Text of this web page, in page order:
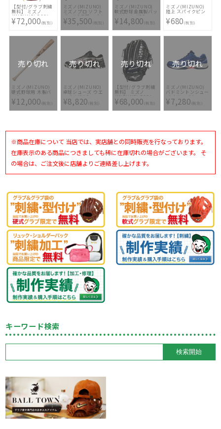
【型付/グラブ刺繍
無料】 ミズノ
(MIZUNO) BSSシ
ョップ限定 ミズノ
プロ 硬式グラブ内
HAGAJAPAN スポ
1AJGH73050-
6880N 坂本モデル
[ 型付け無料 硬式グ
ラブ刺繍2ヶ所無料
(単色のみ)※縁取
り・影付きの場合、
1ヶ所+3300円(税
込)]
¥72,000(税別)
ミズノ(MIZUNO)
ミズノプロ ソフト
ボール3号革・ゴム
ボール用 FRP製バ
ット CRBN2
1CJFS10986 6209
¥35,500(税別)
ミズノ(MIZUNO)
軟式野球金属製バッ
ト Ｖコング02
¥14,800(税別)
ミズノ(MIZUNO)
陸上 スパイクピン
¥680(税別)
売り切れ
ミズノ(MIZUNO)
硬式野球用 木製バ
ット
1CJWH20484-TS8
¥12,000(税別)
売り切れ
ミズノ(MIZUNO)
卓球シューズ ウエ
ーブメダル6
81GA191519
¥8,820(税別)
売り切れ
【型付/グラブ刺繍
無料】 ミズノ
(MIZUNO) BSSシ
ョップ限定 ミズノ
プロ 硬式グラブ外
野手用
イチローモデル [ 型
ブ刺繍2ヶ所無料(単
色のみ)※縁取り・
影付きの場合、1ヶ
所+3300円(税込)]
¥68,000(税別)
売り切れ
ミズノ(MIZUNO)
バドミントンシュー
ズ ウエーブクロー
SPECIAL
EDITION(バドミン
トン) [ ユニセック
¥7,280(税別)
※商品在庫について 当店では、実店舗との同時販売を行なっております。
在庫表示のある商品につきましても稀に在庫切れの場合がございます。 そ
の場合は、ご注文後に店舗よりご連絡差し上げます。
キーワード検索